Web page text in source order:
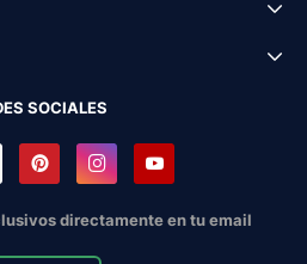
SOCIALES
directamente en tu email